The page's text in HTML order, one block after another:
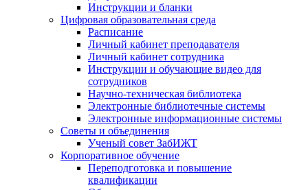
Инструкции и бланки
Цифровая образовательная среда
Расписание
Личный кабинет преподавателя
Личный кабинет сотрудника
Инструкции и обучающие видео для
сотрудников
Научно-техническая библиотека
Электронные библиотечные системы
Электронные информационные системы
Советы и объединения
Ученый совет ЗабИЖТ
Корпоративное обучение
Переподготовка и повышение
квалификации